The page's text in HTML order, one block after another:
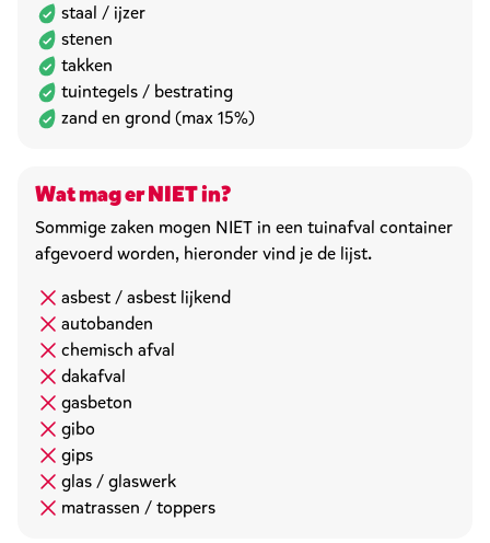
staal / ijzer
stenen
takken
tuintegels / bestrating
zand en grond (max 15%)
Wat mag er NIET in?
Sommige zaken mogen NIET in een tuinafval container
afgevoerd worden, hieronder vind je de lijst.
asbest / asbest lijkend
autobanden
chemisch afval
dakafval
gasbeton
gibo
gips
glas / glaswerk
matrassen / toppers